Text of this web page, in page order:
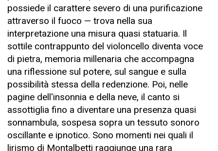
possiede il carattere severo di una purificazione
attraverso il fuoco — trova nella sua
interpretazione una misura quasi statuaria. Il
sottile contrappunto del violoncello diventa voce
di pietra, memoria millenaria che accompagna
una riflessione sul potere, sul sangue e sulla
possibilità stessa della redenzione. Poi, nelle
pagine dell'insonnia e della neve, il canto si
assottiglia fino a diventare una presenza quasi
sonnambula, sospesa sopra un tessuto sonoro
oscillante e ipnotico. Sono momenti nei quali il
lirismo di Montalbetti raggiunge una rara